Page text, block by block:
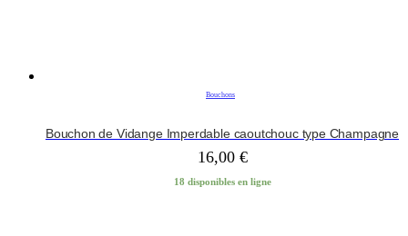
Bouchons
Bouchon de Vidange Imperdable caoutchouc type Champagne
16,00 €
18 disponibles en ligne